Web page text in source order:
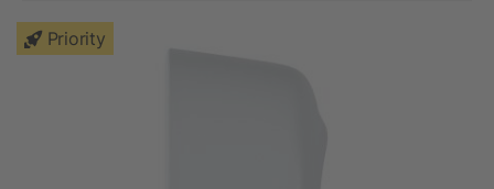
Priority